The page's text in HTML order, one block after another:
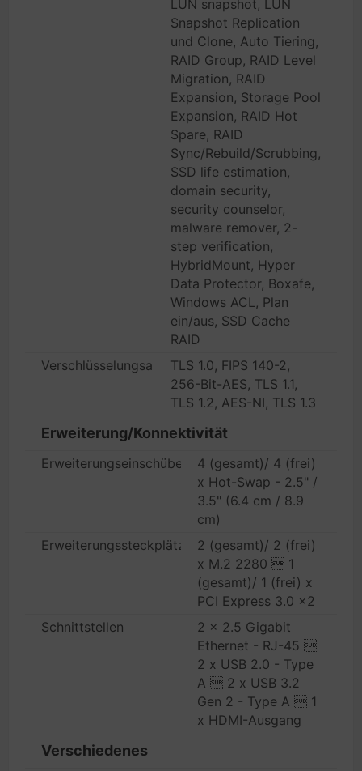
LUN snapshot, LUN
Snapshot Replication
und Clone, Auto Tiering,
RAID Group, RAID Level
Migration, RAID
Expansion, Storage Pool
Expansion, RAID Hot
Spare, RAID
Sync/Rebuild/Scrubbing,
SSD life estimation,
domain security,
security counselor,
malware remover, 2-
step verification,
HybridMount, Hyper
Data Protector, Boxafe,
Windows ACL, Plan
ein/aus, SSD Cache
RAID
VerschlüsselungsalgorithmusTLS 1.0, FIPS 140-2,
256-Bit-AES, TLS 1.1,
TLS 1.2, AES-NI, TLS 1.3
Erweiterung/Konnektivität
Erweiterungseinschübe
4 (gesamt)/ 4 (frei)
x Hot-Swap - 2.5" /
3.5" (6.4 cm / 8.9
cm)
Erweiterungssteckplätze
2 (gesamt)/ 2 (frei)
x M.2 2280  1
(gesamt)/ 1 (frei) x
PCI Express 3.0 x2
Schnittstellen
2 x 2.5 Gigabit
Ethernet - RJ-45 
2 x USB 2.0 - Type
A  2 x USB 3.2
Gen 2 - Type A  1
x HDMI-Ausgang
Verschiedenes